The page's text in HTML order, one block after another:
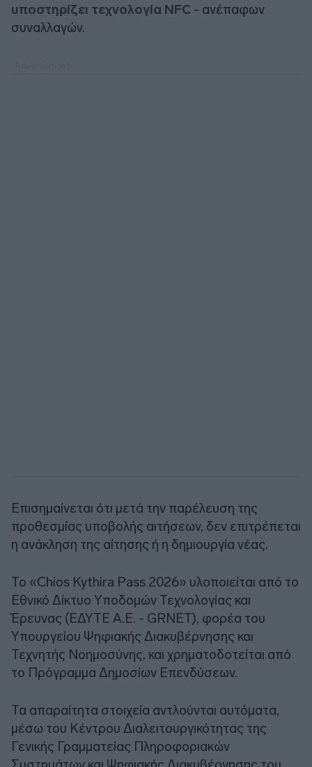
υποστηρίζει τεχνολογία NFC - ανέπαφων
συναλλαγών.
Επισημαίνεται ότι μετά την παρέλευση της
προθεσμίας υποβολής αιτήσεων, δεν επιτρέπεται
η ανάκληση της αίτησης ή η δημιουργία νέας.
Το «Chios Kythira Pass 2026» υλοποιείται από το
Εθνικό Δίκτυο Υποδομών Τεχνολογίας και
Έρευνας (ΕΔΥΤΕ Α.Ε. - GRNET), φορέα του
Υπουργείου Ψηφιακής Διακυβέρνησης και
Τεχνητής Νοημοσύνης, και χρηματοδοτείται από
το Πρόγραμμα Δημοσίων Επενδύσεων.
Τα απαραίτητα στοιχεία αντλούνται αυτόματα,
μέσω του Κέντρου Διαλειτουργικότητας της
Γενικής Γραμματείας Πληροφοριακών